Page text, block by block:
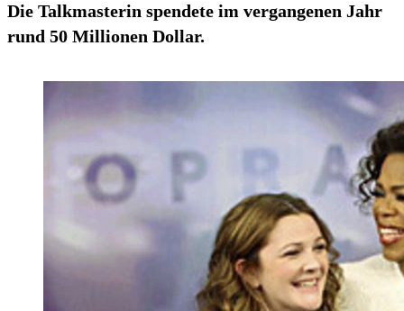
Die Talkmasterin spendete im vergangenen Jahr
rund 50 Millionen Dollar.